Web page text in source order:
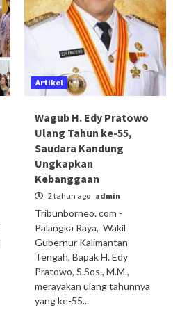
Artikel
Wagub H. Edy Pratowo
Ulang Tahun ke-55,
Saudara Kandung
Ungkapkan
Kebanggaan
2 tahun ago admin
Tribunborneo. com -
Palangka Raya, Wakil
Gubernur Kalimantan
Tengah, Bapak H. Edy
Pratowo, S.Sos., M.M.,
merayakan ulang tahunnya
yang ke-55...